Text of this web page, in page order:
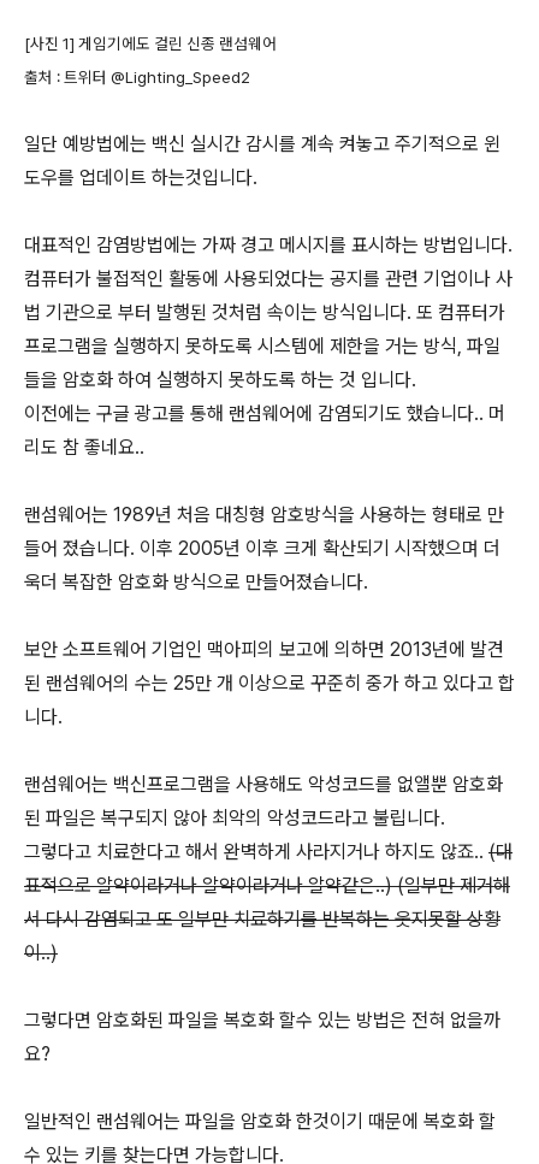
[사진 1] 게임기에도 걸린 신종 랜섬웨어
출처 : 트위터 @Lighting_Speed2
일단 예방법에는 백신 실시간 감시를 계속 켜놓고 주기적으로 윈
도우를 업데이트 하는것입니다.
대표적인 감염방법에는 가짜 경고 메시지를 표시하는 방법입니다.
컴퓨터가 불접적인 활동에 사용되었다는 공지를 관련 기업이나 사
법 기관으로 부터 발행된 것처럼 속이는 방식입니다. 또 컴퓨터가
프로그램을 실행하지 못하도록 시스템에 제한을 거는 방식, 파일
들을 암호화 하여 실행하지 못하도록 하는 것 입니다.
이전에는 구글 광고를 통해 랜섬웨어에 감염되기도 했습니다.. 머
리도 참 좋네요..
랜섬웨어는 1989년 처음 대칭형 암호방식을 사용하는 형태로 만
들어 졌습니다. 이후 2005년 이후 크게 확산되기 시작했으며 더
욱더 복잡한 암호화 방식으로 만들어졌습니다.
보안 소프트웨어 기업인 맥아피의 보고에 의하면 2013년에 발견
된 랜섬웨어의 수는 25만 개 이상으로 꾸준히 중가 하고 있다고 합
니다.
랜섬웨어는 백신프로그램을 사용해도 악성코드를 없앨뿐 암호화
된 파일은 복구되지 않아 최악의 악성코드라고 불립니다.
그렇다고 치료한다고 해서 완벽하게 사라지거나 하지도 않죠.. (대
표적으로 알약이라거나 알약이라거나 알약같은..) (일부만 제거해
서 다시 감염되고 또 일부만 치료하기를 반복하는 웃지못할 상황
이..)
그렇다면 암호화된 파일을 복호화 할수 있는 방법은 전혀 없을까
요?
일반적인 랜섬웨어는 파일을 암호화 한것이기 때문에 복호화 할
수 있는 키를 찾는다면 가능합니다.